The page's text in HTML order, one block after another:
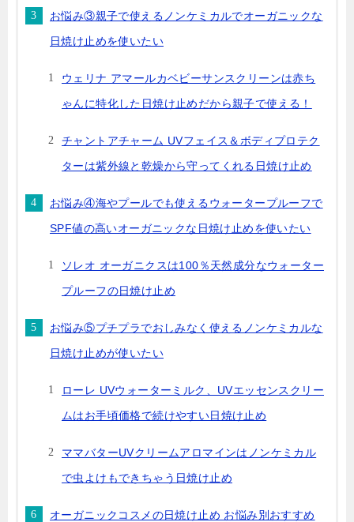
お悩み③親子で使えるノンケミカルでオーガニックな
日焼け止めを使いたい
ウェリナ アマールカベビーサンスクリーンは赤ち
ゃんに特化した日焼け止めだから親子で使える！
チャントアチャーム UVフェイス＆ボディプロテク
ターは紫外線と乾燥から守ってくれる日焼け止め
お悩み④海やプールでも使えるウォータープルーフで
SPF値の高いオーガニックな日焼け止めを使いたい
ソレオ オーガニクスは100％天然成分なウォーター
プルーフの日焼け止め
お悩み⑤プチプラでおしみなく使えるノンケミカルな
日焼け止めが使いたい
ローレ UVウォーターミルク、UVエッセンスクリー
ムはお手頃価格で続けやすい日焼け止め
ママバターUVクリームアロマインはノンケミカル
で虫よけもできちゃう日焼け止め
オーガニックコスメの日焼け止め お悩み別おすすめ